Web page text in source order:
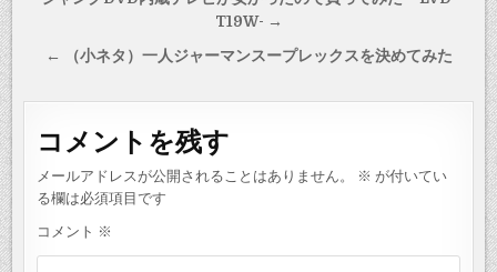
ナ
ビ
ゲ
ー
シ
ョ
ン
T19W- →
← （小ネタ）一人ジャーマンスープレックスを決めてみた
コメントを残す
メールアドレスが公開されることはありません。 ※ が付いてい
る欄は必須項目です
コメント ※